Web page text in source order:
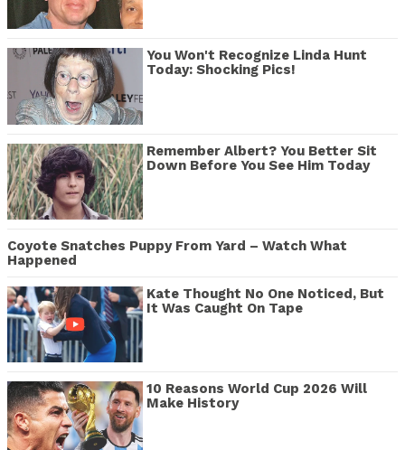
You Won't Recognize Linda Hunt
Today: Shocking Pics!
Remember Albert? You Better Sit
Down Before You See Him Today
Coyote Snatches Puppy From Yard – Watch What
Happened
Kate Thought No One Noticed, But
It Was Caught On Tape
10 Reasons World Cup 2026 Will
Make History